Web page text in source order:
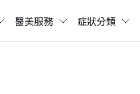
醫美服務 症狀分類